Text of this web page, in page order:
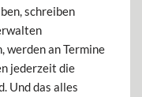
schreiben
werden an Termine
jederzeit die
Und das alles